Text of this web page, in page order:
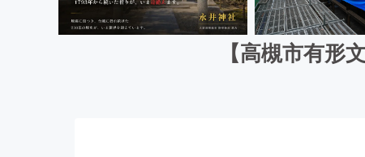
【高槻市有